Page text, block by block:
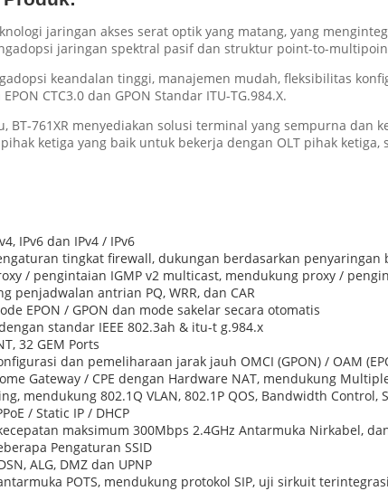
jaringan akses serat optik yang matang, yang
jaringan spektral pasif dan struktur point-to-
keandalan tinggi, manajemen mudah, fleksibilitas
CTC3.0 dan GPON Standar ITU-TG.984.X.
BT-761XR menyediakan solusi terminal yang sempurna
ketiga yang baik untuk bekerja dengan OLT pihak ketiga,
IPv6 dan IPv4 / IPv6
tingkat firewall, dukungan berdasarkan penyaringan
/ pengintaian IGMP v2 multicast, mendukung proxy /
penjadwalan antrian PQ, WRR, dan CAR
EPON / GPON dan mode sakelar secara otomatis
standar IEEE 802.3ah & itu-t g.984.x
32 GEM Ports
dan pemeliharaan jarak jauh OMCI (GPON) / OAM
Gateway / CPE dengan Hardware NAT, mendukung
mendukung 802.1Q VLAN, 802.1P QOS, Bandwidth Control,
/ Static IP / DHCP
maksimum 300Mbps 2.4GHz Antarmuka Nirkabel,
Pengaturan SSID
ALG, DMZ dan UPNP
POTS, mendukung protokol SIP, uji sirkuit